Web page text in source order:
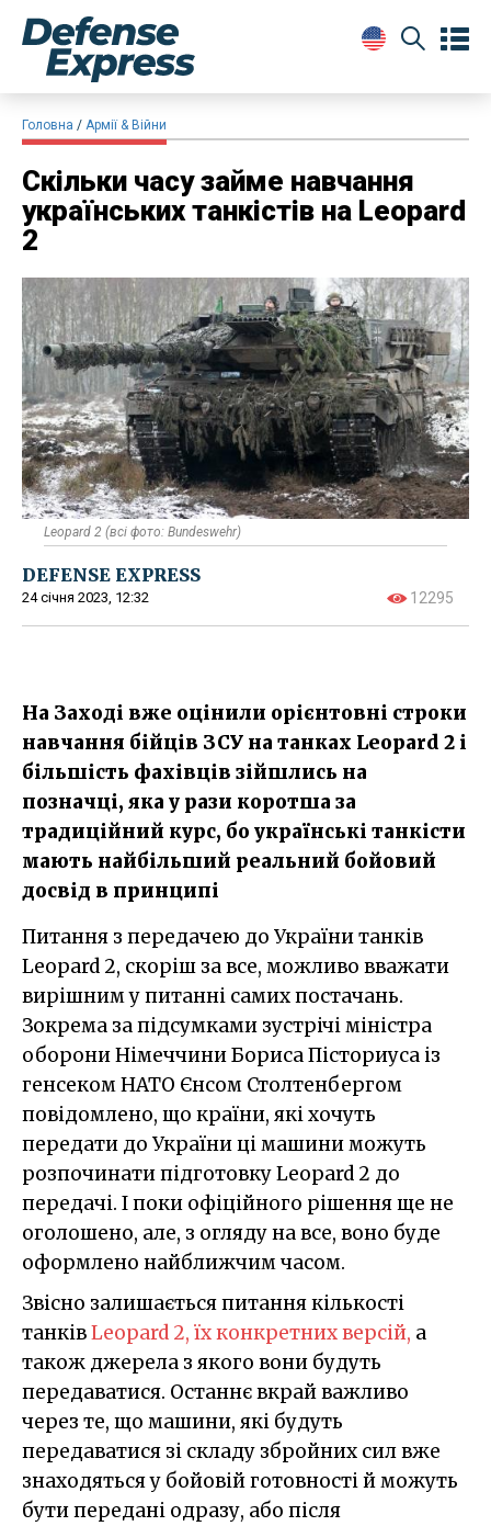
Головна Армії & Війни
Скільки часу займе навчання
українських танкістів на Leopard
2
Leopard 2 (всі фото: Bundeswehr)
DEFENSE EXPRESS
24 січня 2023, 12:32 12295
На Заході вже оцінили орієнтовні строки
навчання бійців ЗСУ на танках Leopard 2 і
більшість фахівців зійшлись на
позначці, яка у рази коротша за
традиційний курс, бо українські танкісти
мають найбільший реальний бойовий
досвід в принципі
Питання з передачею до України танків
Leopard 2, скоріш за все, можливо вважати
вирішним у питанні самих постачань.
Зокрема за підсумками зустрічі міністра
оборони Німеччини Бориса Пісториуса із
генсеком НАТО Єнсом Столтенбергом
повідомлено, що країни, які хочуть
передати до України ці машини можуть
розпочинати підготовку Leopard 2 до
передачі. І поки офіційного рішення ще не
оголошено, але, з огляду на все, воно буде
оформлено найближчим часом.
Звісно залишається питання кількості
танківLeopard 2, їх конкретних версій, а
також джерела з якого вони будуть
передаватися. Останнє вкрай важливо
через те, що машини, які будуть
передаватися зі складу збройних сил вже
знаходяться у бойовій готовності й можуть
бути передані одразу, або після